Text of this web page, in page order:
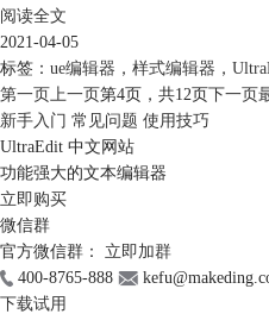
阅读全文
2021-04-05
标签： ue编辑器 ， 样式编辑器 ，
第一页上一页第4页， 共12页下一页
新手入门 常见问题 使用技巧
UltraEdit 中文网站
功能强大的文本编辑器
立即购买
微信群
官方微信群： 立即加群
400-8765-888
下载试用